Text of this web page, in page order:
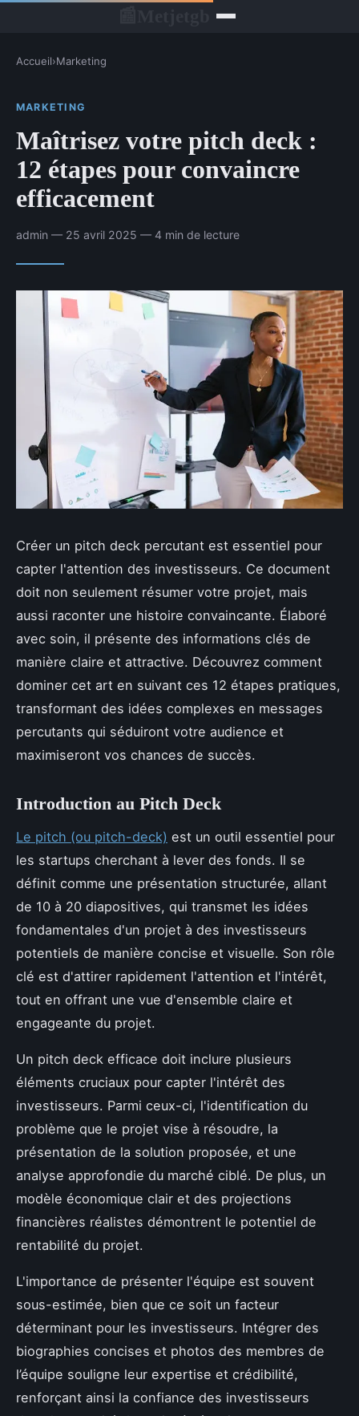
Accueil›Marketing
MARKETING
Maîtrisez votre pitch deck :
12 étapes pour convaincre
efficacement
admin — 25 avril 2025 — 4 min de lecture
Créer un pitch deck percutant est essentiel pour
capter l'attention des investisseurs. Ce document
doit non seulement résumer votre projet, mais
aussi raconter une histoire convaincante. Élaboré
avec soin, il présente des informations clés de
manière claire et attractive. Découvrez comment
dominer cet art en suivant ces 12 étapes pratiques,
transformant des idées complexes en messages
percutants qui séduiront votre audience et
maximiseront vos chances de succès.
Introduction au Pitch Deck
Le pitch (ou pitch-deck) est un outil essentiel pour
les startups cherchant à lever des fonds. Il se
définit comme une présentation structurée, allant
de 10 à 20 diapositives, qui transmet les idées
fondamentales d'un projet à des investisseurs
potentiels de manière concise et visuelle. Son rôle
clé est d'attirer rapidement l'attention et l'intérêt,
tout en offrant une vue d'ensemble claire et
engageante du projet.
Un pitch deck efficace doit inclure plusieurs
éléments cruciaux pour capter l'intérêt des
investisseurs. Parmi ceux-ci, l'identification du
problème que le projet vise à résoudre, la
présentation de la solution proposée, et une
analyse approfondie du marché ciblé. De plus, un
modèle économique clair et des projections
financières réalistes démontrent le potentiel de
rentabilité du projet.
L'importance de présenter l'équipe est souvent
sous-estimée, bien que ce soit un facteur
déterminant pour les investisseurs. Intégrer des
biographies concises et photos des membres de
l’équipe souligne leur expertise et crédibilité,
renforçant ainsi la confiance des investisseurs